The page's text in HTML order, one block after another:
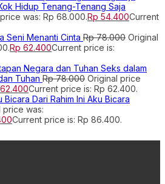
Hidup Tenang-Tenang Saja
was: Rp 68.000.Rp 54.400Current
Seni Menanti Cinta Rp78.000 Original
Rp 62.400Current price is:
Seks dalam
Tuhan Rp78.000 Original price
62.400Current price is: Rp 62.400.
Dari Rahim Ini Aku Bicara
price was:
Current price is: Rp 86.400.